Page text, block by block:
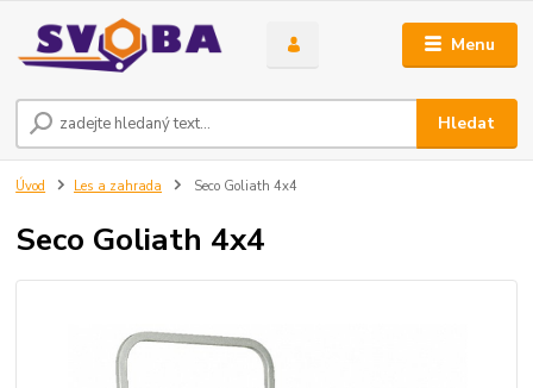
Menu
Hledat
Úvod Les a zahrada Seco Goliath 4x4
Seco Goliath 4x4